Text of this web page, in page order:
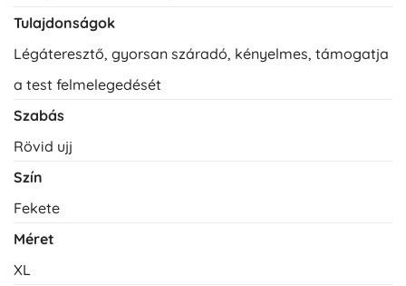
Tulajdonságok
Légáteresztő, gyorsan száradó, kényelmes, támogatja
a test felmelegedését
Szabás
Rövid ujj
Szín
Fekete
Méret
XL